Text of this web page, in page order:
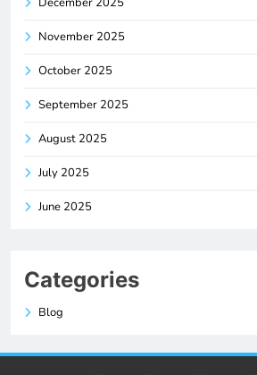
November 2025
October 2025
September 2025
August 2025
July 2025
June 2025
Categories
Blog